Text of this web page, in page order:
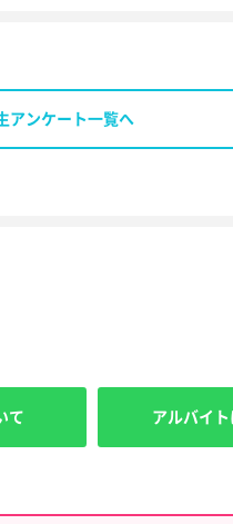
アンケート一覧へ
て アルバイ